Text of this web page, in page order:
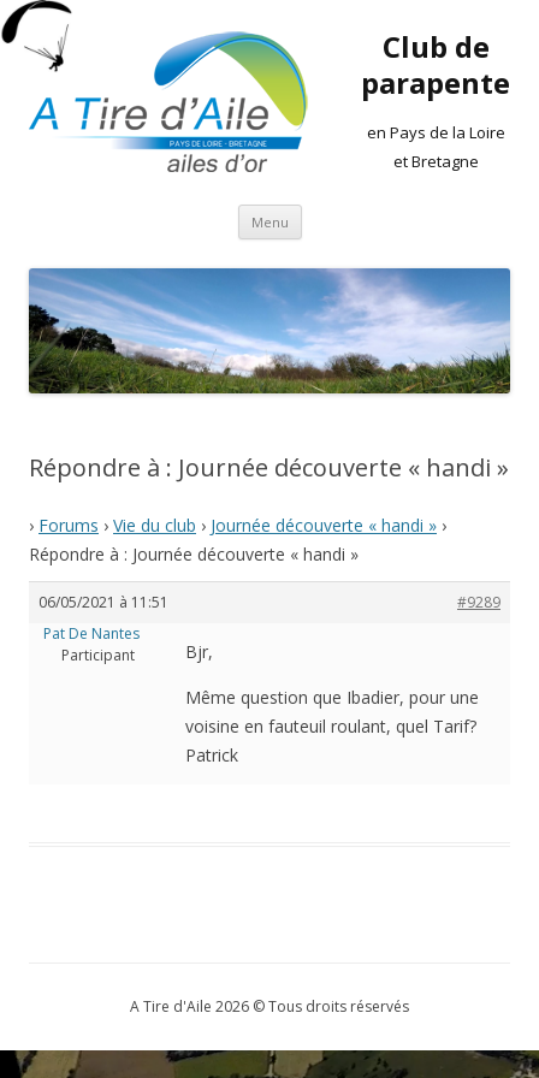
Club de
parapente
en Pays de la Loire
et Bretagne
Menu Aller
contenu
Répondre à : Journée découverte « handi »
› Forums › Vie du club › Journée découverte « handi » ›
Répondre à : Journée découverte « handi »
06/05/2021 à 11:51
#9289
Pat De Nantes
Participant
Bjr,
Même question que Ibadier, pour une
voisine en fauteuil roulant, quel Tarif?
Patrick
A Tire d'Aile 2026 © Tous droits réservés